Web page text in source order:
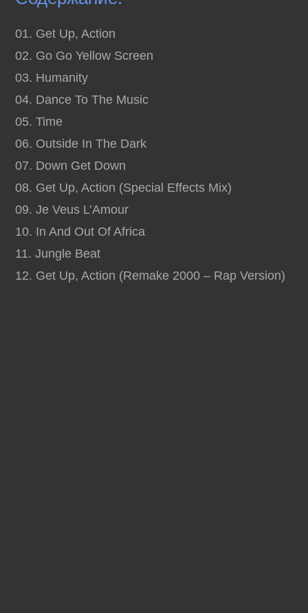
01. Get Up, Action
02. Go Go Yellow Screen
03. Humanity
04. Dance To The Music
05. Time
06. Outside In The Dark
07. Down Get Down
08. Get Up, Action (Special Effects Mix)
09. Je Veus L’Amour
10. In And Out Of Africa
11. Jungle Beat
12. Get Up, Action (Remake 2000 – Rap Version)